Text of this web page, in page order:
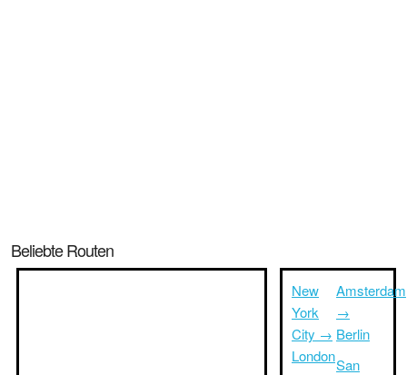
Beliebte Routen
New
York
City →
London
Amsterdam
→
Berlin
San